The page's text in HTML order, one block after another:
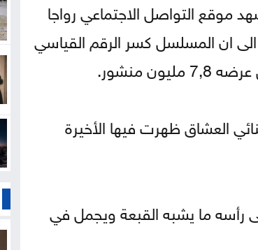
موقع التواصل الاجتماعي رواجا
واشارت المصادر الى ان المسلسل كسر الرقم القياسي
العشاق ظهرت فيها الأخيرة
رأسه ما يشبه القبعة ويجمل في